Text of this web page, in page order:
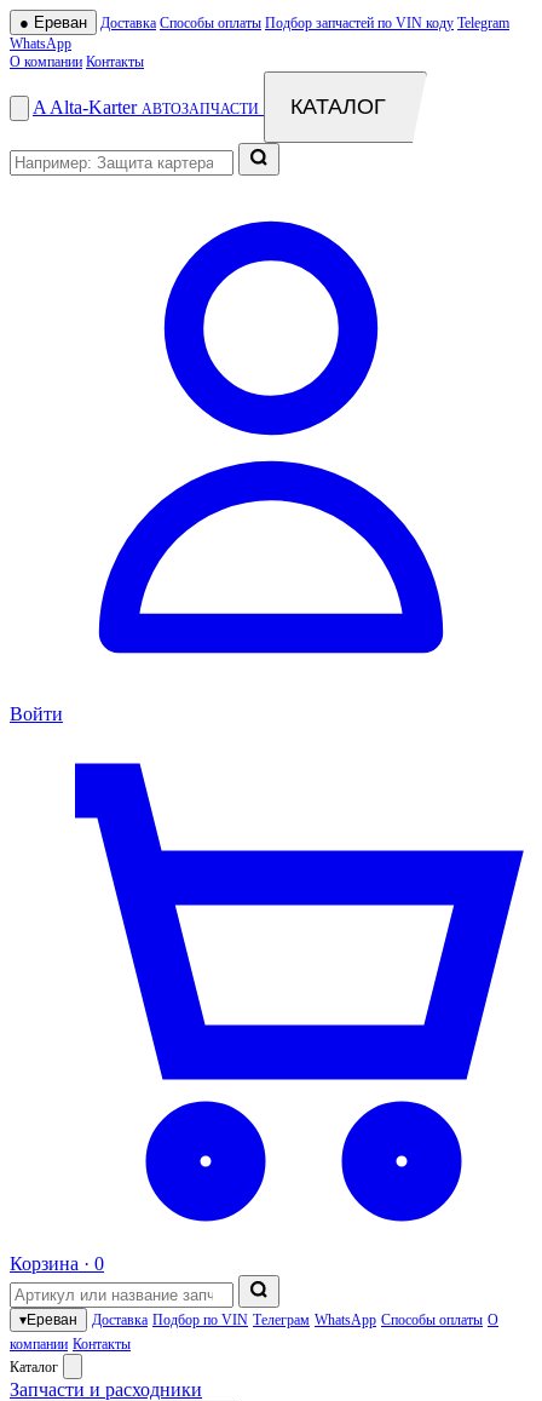
● Ереван Доставка Способы оплаты Подбор запчастей по VIN коду Telegram
WhatsApp
О компании Контакты
A Alta-Karter АВТОЗАПЧАСТИ КАТАЛОГ
Войти
Корзина · 0
▾Ереван Доставка Подбор по VIN Телеграм WhatsApp Способы оплаты О
компании Контакты
Каталог
Запчасти и расходники